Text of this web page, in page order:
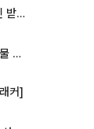
김정관 장관 “반도체 성과급, 주총 승인 받도록”…상법·자본시장법 개정 시사
커]